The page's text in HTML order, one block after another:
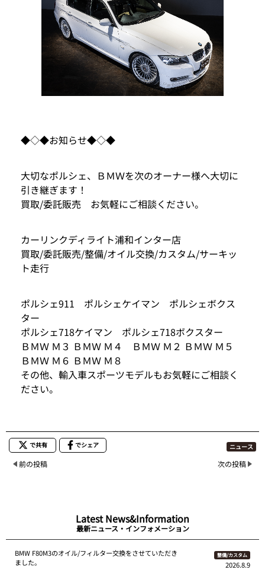
◆◇◆お知らせ◆◇◆
大切なポルシェ、ＢＭＷを次のオーナー様へ大切に
引き継ぎます！
買取/委託販売 お気軽にご相談ください。
カーリンクディライト浦和インター店
買取/委託販売/整備/オイル交換/カスタム/サーキッ
ト走行
ポルシェ911 ポルシェケイマン ポルシェボクス
ター
ポルシェ718ケイマン ポルシェ718ボクスター
ＢＭＷ Ｍ３ ＢＭＷ Ｍ４ ＢＭＷ Ｍ２ ＢＭＷ Ｍ５
ＢＭＷ Ｍ６ ＢＭＷ Ｍ８
その他、輸入車スポーツモデルもお気軽にご相談く
ださい。
で共有 でシェア ニュース
前の投稿 次の投稿
Latest News&Information
最新ニュース・インフォメーション
BMW F80M3のオイル/フィルター交換をさせていただき
ました。
整備/カスタム
2026.8.9